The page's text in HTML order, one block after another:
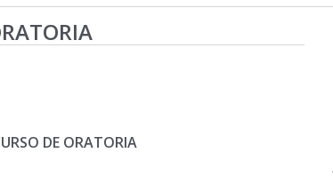
DE ORATORIA